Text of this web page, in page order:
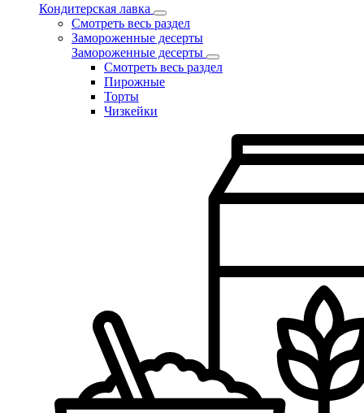
Кондитерская лавка
Смотреть весь раздел
Замороженные десерты
Замороженные десерты
Смотреть весь раздел
Пирожные
Торты
Чизкейки